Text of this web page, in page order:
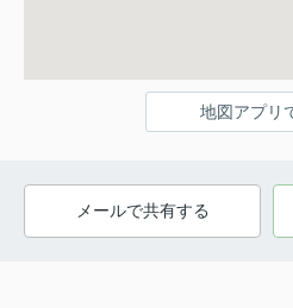
地図アプリ
メールで共有する